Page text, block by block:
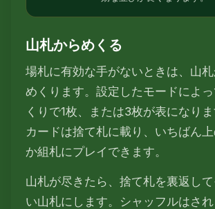
山札からめくる
場札に有効な手がないときは、山
めくります。設定したモードによ
くりで1枚、または3枚が表になり
カードは捨て札に載り、いちばん
か組札にプレイできます。
山札が尽きたら、捨て札を裏返し
い山札にします。シャッフルはさ